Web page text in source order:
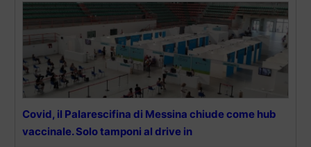
Covid, il Palarescifina di Messina chiude come hub
vaccinale. Solo tamponi al drive in